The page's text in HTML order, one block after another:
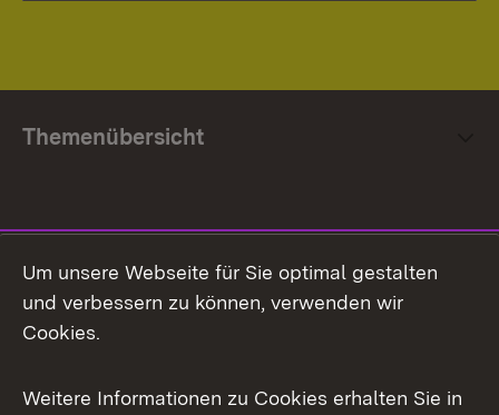
Themenübersicht
Facebook
X / Twitter
Um unsere Webseite für Sie optimal gestalten
und verbessern zu können, verwenden wir
Cookies.
Weitere Informationen zu Cookies erhalten Sie in